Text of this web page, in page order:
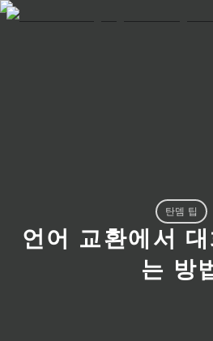
탄뎀 팁
언어 교환에서
는 방